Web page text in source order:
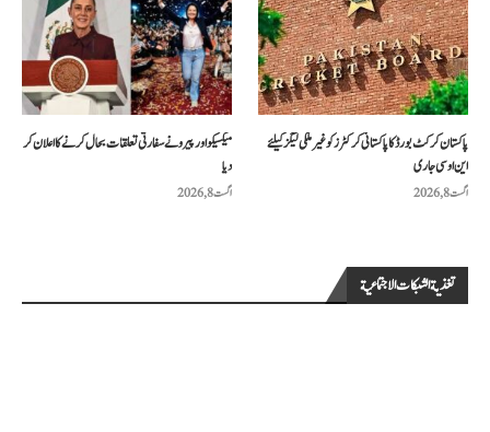
میکسیکو اور پیرو نے سفارتی تعلقات بحال کرنے کا اعلان کر
دیا
اگست 8, 2026
پاکستان کرکٹ بورڈ کا پاکستانی کرکٹرز کو غیر ملکی لیگز کیلئے
این او سی جاری
اگست 8, 2026
تغذية الشبكات الاجتماعية